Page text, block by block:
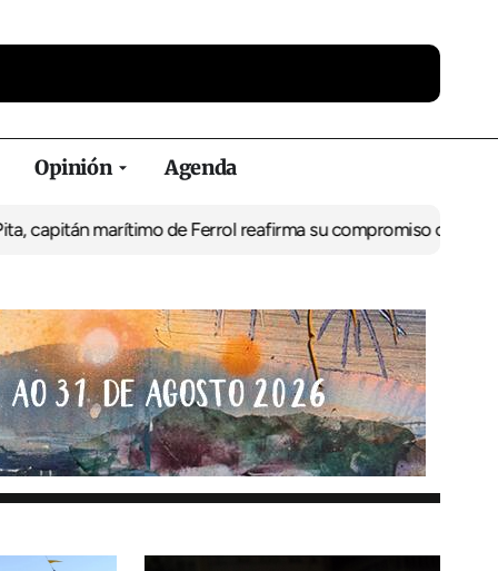
Opinión Agenda
de Ferrol reafirma su compromiso con la seguridad